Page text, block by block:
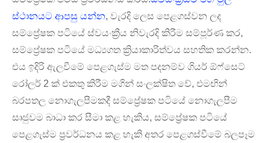
ස්ථානයට ආපසු යන්න, වැරදි ලෙස පෙළගස්වන ලද
සම්ප්‍රේෂක පටියේ ස්වයංක්‍රීය නිවැරදි කිරීම සම්පූර්ණ කර,
සම්ප්‍රේෂක පටියේ මධ්‍යගත ක්‍රියාකාරිත්වය සහතික කරන්න.
එය ඉදිරි ඇලවීමේ පෙළගැස්ම මත පදනම්ව ගියර් ඕෆ්සෙට්
රෝලර් 2 ක් එකතු කිරීම මගින් සංලක්ෂිත වේ, එමඟින්
බරපතල නොගැලපීමකදී සම්ප්‍රේෂක පටියේ නොගැලපීම
සෘජුවම බාධා කර සීමා කළ හැකිය, සම්ප්‍රේෂක පටියේ
පෙළගැස්ම ප්‍රවර්ධනය කළ හැකි අතර පෙළගස්වීමේ බලපෑම